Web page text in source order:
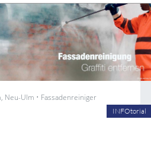
Neu-Ulm • Fassadenreiniger
INFOtorial